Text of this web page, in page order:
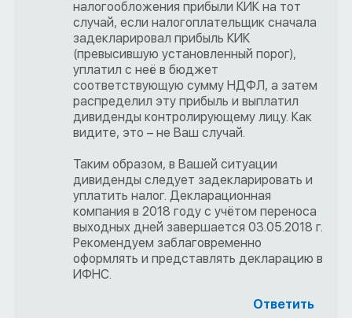
налогообложения прибыли КИК на тот
случай, если налогоплательщик сначала
задекларировал прибыль КИК
(превысившую установленный порог),
уплатил с неё в бюджет
соответствующую сумму НДФЛ, а затем
распределил эту прибыль и выплатил
дивиденды контролирующему лицу. Как
видите, это – не Ваш случай.
Таким образом, в Вашей ситуации
дивиденды следует задекларировать и
уплатить налог. Декларационная
компания в 2018 году с учётом переноса
выходных дней завершается 03.05.2018 г.
Рекомендуем заблаговременно
оформлять и представлять декларацию в
ИФНС.
Ответить